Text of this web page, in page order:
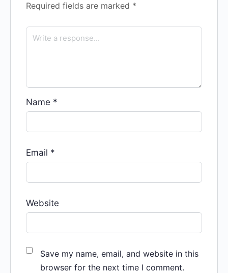
Required fields are marked *
Name *
Email *
Website
Save my name, email, and website in this
browser for the next time I comment.